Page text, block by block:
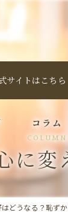
サイトはこちら
コラム
COLUMN
に変
どうなる？恥ず